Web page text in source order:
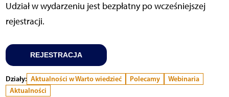
Udział w wydarzeniu jest bezpłatny po wcześniejszej
rejestracji.
REJESTRACJA
Działy: Aktualności w Warto wiedzieć Polecamy
Webinaria
Aktualności